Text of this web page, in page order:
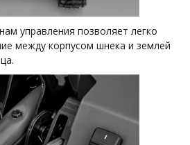
управления позволяет легко
между корпусом шнека и землей